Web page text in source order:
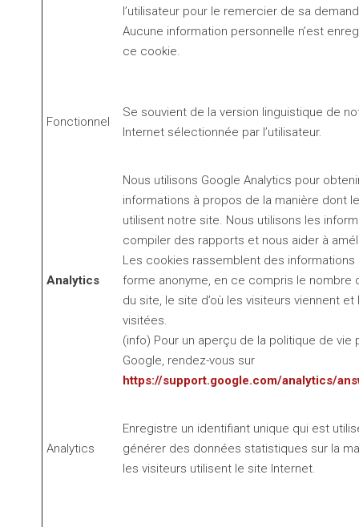
l’utilisateur pour le remercier de sa
Aucune information personnelle n’est
ce cookie.
Fonctionnel
Se souvient de la version linguistique de
Internet sélectionnée par l’utilisateur.
Analytics
Nous utilisons Google Analytics pour
informations à propos de la manière dont
utilisent notre site. Nous utilisons les
compiler des rapports et nous aider à
Les cookies rassemblent des informations
forme anonyme, en ce compris le nombre
du site, le site d’où les visiteurs viennent
visitées.
(info) Pour un aperçu de la politique de vie
Google, rendez-vous sur
https://support.google.com/analytics/
Analytics
Enregistre un identifiant unique qui est
générer des données statistiques sur la
les visiteurs utilisent le site Internet.